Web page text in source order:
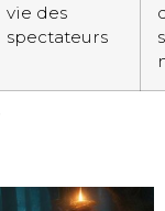
vie des
spectateurs